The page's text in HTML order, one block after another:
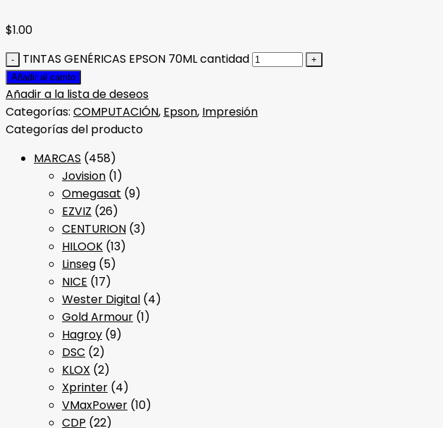
$1.00
TINTAS GENÉRICAS EPSON 70ML cantidad
Añadir al carrito
Añadir a la lista de deseos
Categorías: COMPUTACIÓN, Epson, Impresión
Categorías del producto
MARCAS (458)
Jovision (1)
Omegasat (9)
EZVIZ (26)
CENTURION (3)
HILOOK (13)
Linseg (5)
NICE (17)
Wester Digital (4)
Gold Armour (1)
Hagroy (9)
DSC (2)
KLOX (2)
Xprinter (4)
VMaxPower (10)
CDP (22)